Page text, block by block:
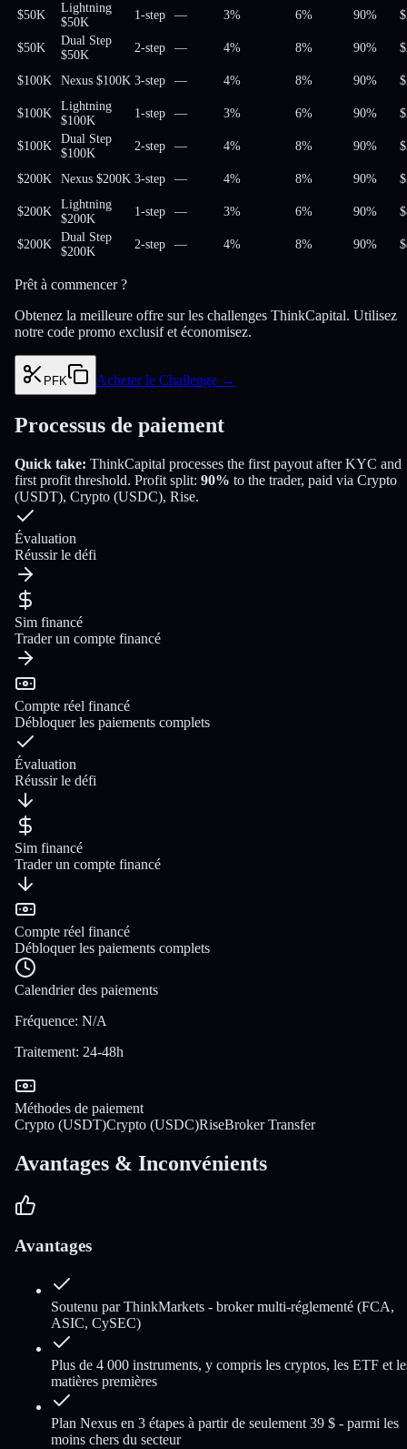
$50K
Lightning
$50K
1-step — 3% 6% 90%
$50K
Dual Step
$50K
2-step — 4% 8% 90%
$100K Nexus $100K 3-step — 4% 8% 90%
$100K
Lightning
$100K
1-step — 3% 6% 90%
$100K
Dual Step
$100K
2-step — 4% 8% 90%
$200K Nexus $200K 3-step — 4% 8% 90%
$200K
Lightning
$200K
1-step — 3% 6% 90%
$200K
Dual Step
$200K
2-step — 4% 8% 90%
Prêt à commencer ?
Obtenez la meilleure offre sur les challenges ThinkCapital. Utilisez
notre code promo exclusif et économisez.
PFK Acheter le Challenge →
Processus de paiement
Quick take: ThinkCapital processes the first payout after KYC and
first profit threshold. Profit split: 90% to the trader, paid via Crypto
(USDT), Crypto (USDC), Rise.
Évaluation
Réussir le défi
Sim financé
Trader un compte financé
Compte réel financé
Débloquer les paiements complets
Évaluation
Réussir le défi
Sim financé
Trader un compte financé
Compte réel financé
Débloquer les paiements complets
Calendrier des paiements
Fréquence: N/A
Traitement: 24-48h
Méthodes de paiement
Crypto (USDT)Crypto (USDC)RiseBroker Transfer
Avantages & Inconvénients
Avantages
Soutenu par ThinkMarkets - broker multi-réglementé (FCA,
ASIC, CySEC)
Plus de 4 000 instruments, y compris les cryptos, les ETF et
matières premières
Plan Nexus en 3 étapes à partir de seulement 39 $ - parmi les
moins chers du secteur